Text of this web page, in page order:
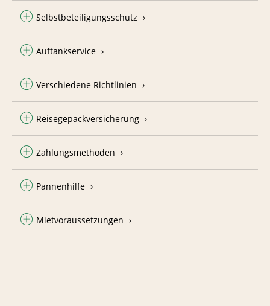
Selbstbeteiligungsschutz
Auftankservice
Verschiedene Richtlinien
Reisegepäckversicherung
Zahlungsmethoden
Pannenhilfe
Mietvoraussetzungen